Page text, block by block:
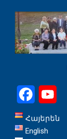
Facebook
Հայերեն
English